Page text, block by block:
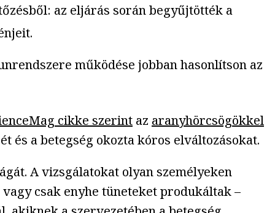
az eljárás során begyűjtötték a
működése jobban hasonlítson az
cikke szerint az aranyhörcsögökkel
a betegség okozta kóros elváltozásokat.
A vizsgálatokat olyan személyeken
csak enyhe tüneteket produkáltak –